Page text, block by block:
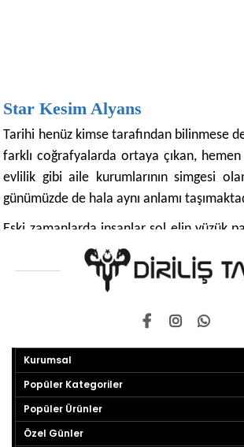
Star Kesim Alyans
Tarihi henüz kimse tarafından bilinmese
farklı coğrafyalarda ortaya çıkan,
evlilik gibi aile kurumlarının simgesi
günümüzde de hala aynı anlamı
Eski zamanlarda insanlar sol elin yüzük
ve doğrudan kalbe giden yolu açan aşk
inanırlardı. Bu nedenle de alyansın
giden doğrudan yol olduğunu
beri kusursuz dairesel şekliyle sonsuzluğa
olmuştur.
Alyansın ilk günden bugüne kadar
değişmemiştir. Ama insanların yaşam
modanın değişmesi ve bunların
Kurumsal
Popüler Kategoriler
Popüler Ürünler
Özel Günler